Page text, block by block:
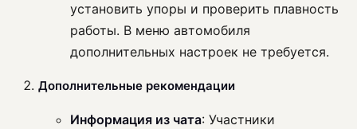
установить упоры и проверить плавность
работы. В меню автомобиля
дополнительных настроек не требуется.
Дополнительные рекомендации
Информация из чата: Участники